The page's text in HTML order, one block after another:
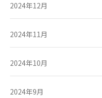
2024年12月
2024年11月
2024年10月
2024年9月